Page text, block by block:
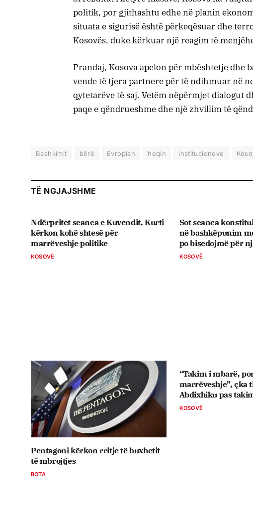
politik, por gjithashtu edhe në planin
situata e sigurisë është përkeqësuar dhe
Kosovës, duke kërkuar një reagim të
Prandaj, Kosova apelon për mbështetje dhe
vende të tjera partnere për të ndihmuar në
qytetarëve të saj. Vetëm nëpërmjet dialogut
paqe e qëndrueshme dhe një zhvillim të
Bashkimit bërë Evropian heqin institucioneve
TË NGJAJSHME
Ndërpritet seanca e Kuvendit, Kurti
kërkon kohë shtesë për
marrëveshje politike
KOSOVË
Sot seanca
në bashkëpunim
po bisedojmë për
KOSOVË
Pentagoni kërkon rritje të buxhetit
të mbrojtjes
BOTA
“Takim i mbarë,
marrëveshje”, çka
Abdixhiku pas
KOSOVË